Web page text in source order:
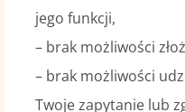
jego funkcji,
– brak możliwości
– brak możliwości
Twoje zapytanie lub